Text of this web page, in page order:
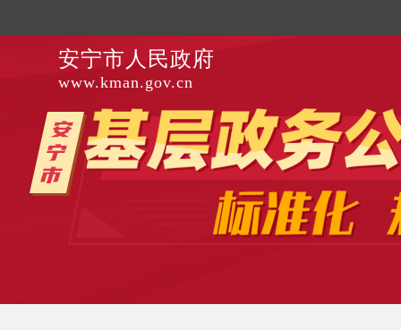
安宁市人民政府
www.kman.gov.cn